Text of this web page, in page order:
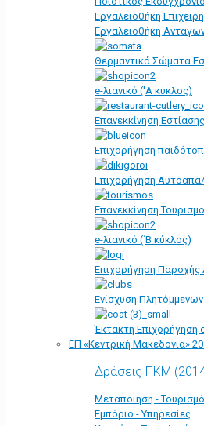
Εργαλειοθήκη
Εργαλειοθήκη
Θερμαντικά Σώματα
e-λιανικό ('Α κύκλος)
Επανεκκίνηση Εστίασης
Επιχορήγηση
Επιχορήγηση
Επανεκκίνηση
e-λιανικό (΄Β κύκλος)
Επιχορήγηση Παροχής
Ενίσχυση
Έκτακτη Επιχορήγηση
ΕΠ «Kεντρική Μακεδονία»
Δράσεις ΠΚΜ
Μεταποίηση -
Εμπόριο - Υπηρεσίες